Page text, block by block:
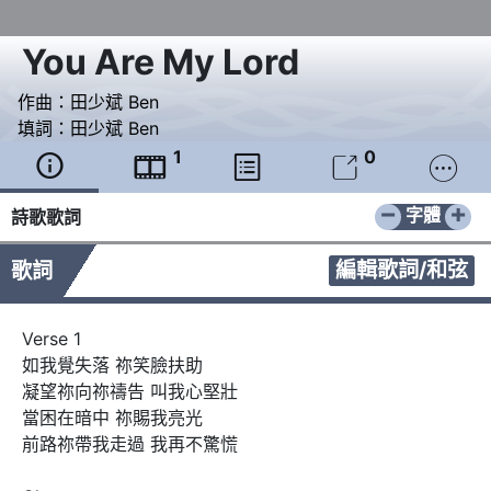
You Are My Lord
作曲： 田少斌 Ben
填詞： 田少斌 Ben
  1   0 
詩歌歌詞 − +
字體
歌詞 編輯歌詞/和弦
Verse 1
如我覺失落 祢笑臉扶助
凝望祢向祢禱告 叫我心堅壯
當困在暗中 祢賜我亮光
前路祢帶我走過 我再不驚慌